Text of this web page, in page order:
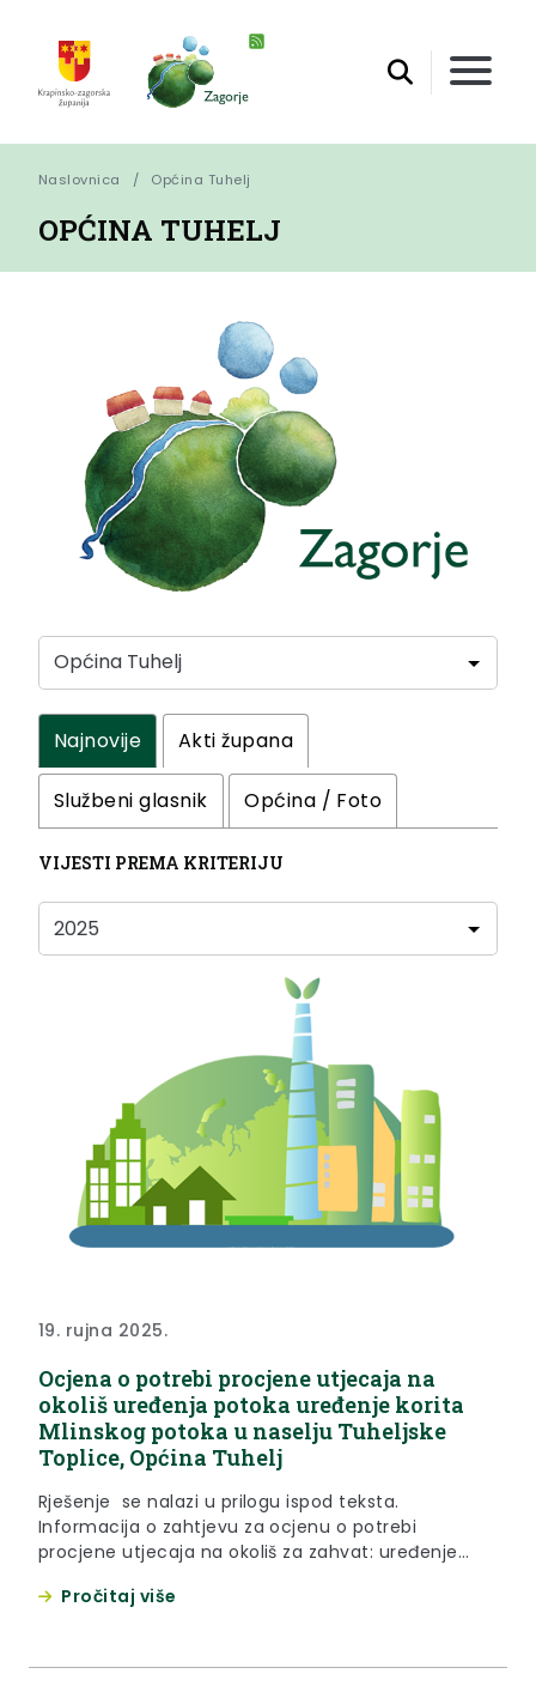
Naslovnica Općina Tuhelj
OPĆINA TUHELJ
Najnovije Akti župana
Službeni glasnik Općina / Foto
VIJESTI PREMA KRITERIJU
19. rujna 2025.
Ocjena o potrebi procjene utjecaja na
okoliš uređenja potoka uređenje korita
Mlinskog potoka u naselju Tuheljske
Toplice, Općina Tuhelj
Rješenje se nalazi u prilogu ispod teksta.
Informacija o zahtjevu za ocjenu o potrebi
procjene utjecaja na okoliš za zahvat: uređenje
stac. km 0+438,00 u naselju Tuheljske Toplice,
Pročitaj više